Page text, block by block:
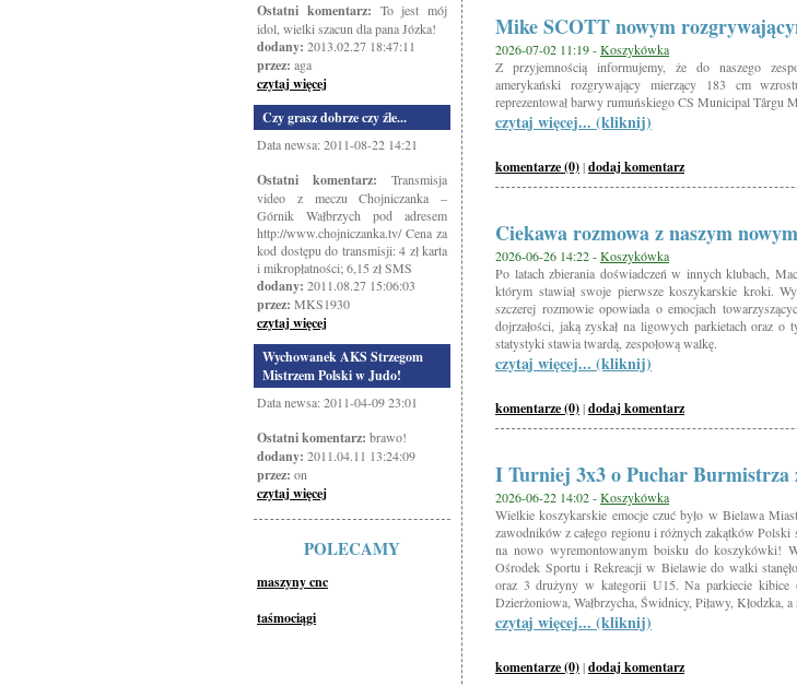
Ostatni komentarz: To jest mój
idol, wielki szacun dla pana Józka!
dodany: 2013.02.27 18:47:11
przez: aga
czytaj więcej
Czy grasz dobrze czy źle...
Data newsa: 2011-08-22 14:21
Ostatni komentarz: Transmisja
video z meczu Chojniczanka –
Górnik Wałbrzych pod adresem
http://www.chojniczanka.tv/ Cena za
kod dostępu do transmisji: 4 zł karta
i mikropłatności; 6,15 zł SMS
dodany: 2011.08.27 15:06:03
przez: MKS1930
czytaj więcej
Wychowanek AKS Strzegom
Mistrzem Polski w Judo!
Data newsa: 2011-04-09 23:01
Ostatni komentarz: brawo!
dodany: 2011.04.11 13:24:09
przez: on
czytaj więcej
POLECAMY
maszyny cnc
taśmociągi
Mike SCOTT nowym
2026-07-02 11:19 -Koszykówka
Z przyjemnością informujemy, że do naszego
amerykański rozgrywający mierzący 183 cm
reprezentował barwy rumuńskiego CS Municipal Târgu
czytaj więcej... (kliknij)
komentarze (0)|dodaj komentarz
Ciekawa rozmowa z naszym
2026-06-26 14:22 -Koszykówka
Po latach zbierania doświadczeń w innych klubach,
którym stawiał swoje pierwsze koszykarskie kroki.
szczerej rozmowie opowiada o emocjach
dojrzałości, jaką zyskał na ligowych parkietach oraz o
statystyki stawia twardą, zespołową walkę.
czytaj więcej... (kliknij)
komentarze (0)|dodaj komentarz
I Turniej 3x3 o Puchar Burmistrza
2026-06-22 14:02 -Koszykówka
Wielkie koszykarskie emocje czuć było w Bielawa
zawodników z całego regionu i różnych zakątków
na nowo wyremontowanym boisku do koszykówki!
Ośrodek Sportu i Rekreacji w Bielawie do walki
oraz 3 drużyny w kategorii U15. Na parkiecie kibice
Dzierżoniowa, Wałbrzycha, Świdnicy, Piławy, Kłodzka, a
czytaj więcej... (kliknij)
komentarze (0)|dodaj komentarz